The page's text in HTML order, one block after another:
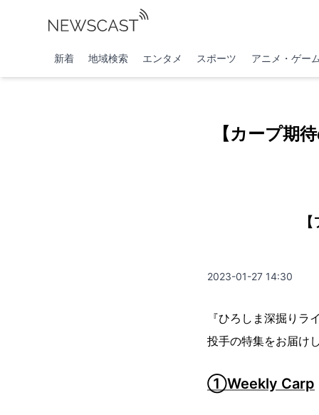
新着 地域検索 エンタメ スポーツ アニメ・ゲー
【カープ期
2023-01-27 14:30
『ひろしま深掘り
投手の特集をお届け
①Weekly Carp